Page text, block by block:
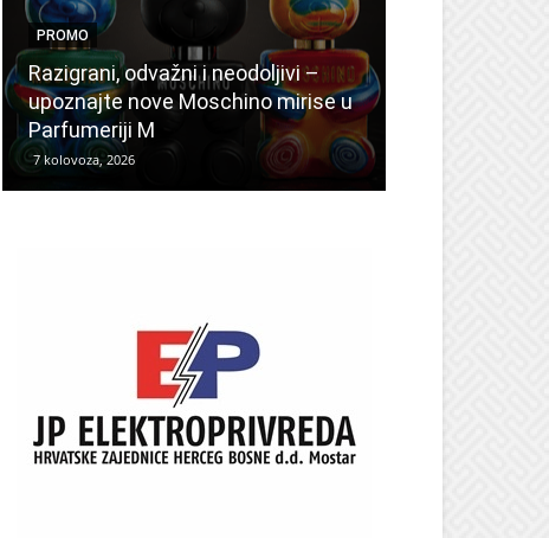
PROMO
Razigrani, odvažni i neodoljivi –
upoznajte nove Moschino mirise u
Parfumeriji M
7 kolovoza, 2026